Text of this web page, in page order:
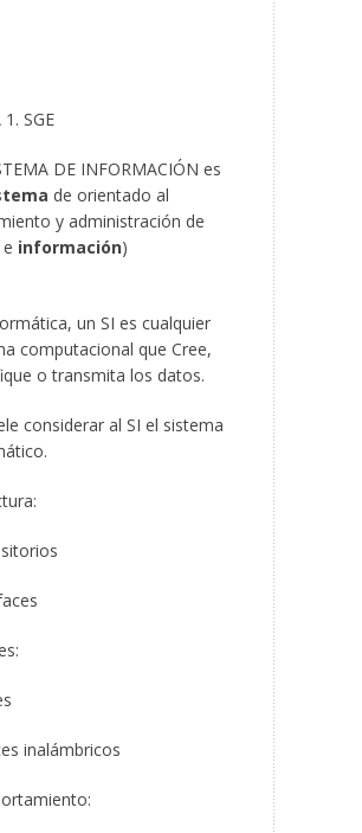
SGE
DE INFORMACIÓN es
de orientado al
y administración de
información)
un SI es cualquier
computacional que Cree,
o transmita los datos.
considerar al SI el sistema
inalámbricos